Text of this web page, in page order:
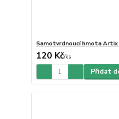
Samotvrdnoucí hmota
120 Kč/ks
Přidat